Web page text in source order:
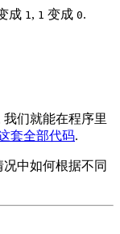
成 1 , 1 变成 0.
我们就能在程序里
套全部代码.
中如何根据不同